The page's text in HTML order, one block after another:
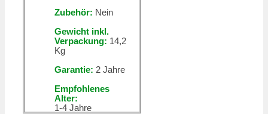
Zubehör: Nein
Gewicht inkl.
Verpackung: 14,2
Kg
Garantie: 2 Jahre
Empfohlenes
Alter:
1-4 Jahre